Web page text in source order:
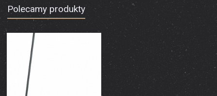
Polecamy produkty